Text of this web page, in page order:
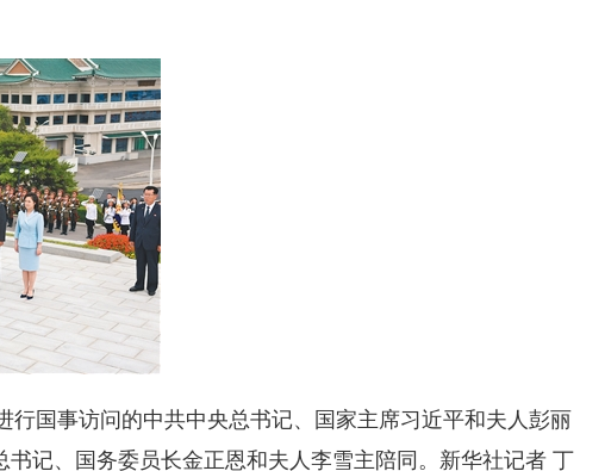
行国事访问的中共中央总书记、国家主席习近平和夫人彭丽
记、国务委员长金正恩和夫人李雪主陪同。 新华社记者 丁